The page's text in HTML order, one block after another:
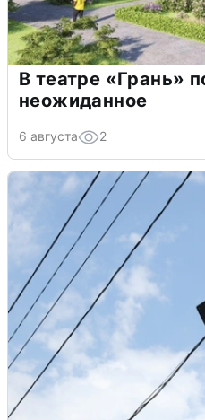
В театре «Грань»
неожиданное
6 августа 2